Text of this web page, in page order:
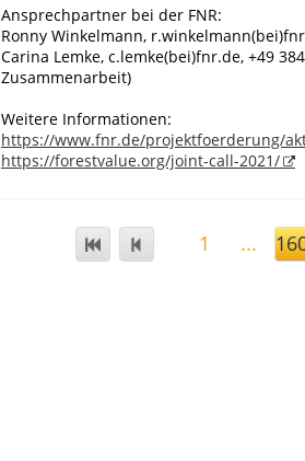
Ansprechpartner bei der FNR:
Ronny Winkelmann,
Carina Lemke, c.lemke(bei)fnr.de, +49
Zusammenarbeit)
Weitere Informationen:
https://www.fnr.de/projektfoerderung/
https://forestvalue.org/joint-call-2021/
1 ...